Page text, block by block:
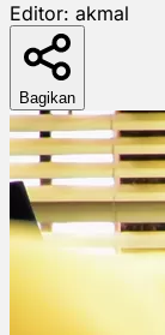
Editor: akmal
Bagikan